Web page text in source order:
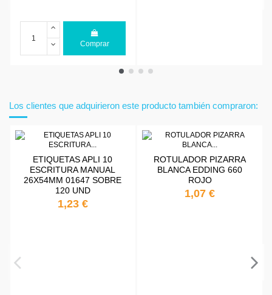
Comprar
Los clientes que adquirieron este producto también compraron:
ETIQUETAS APLI 10
ESCRITURA MANUAL
26X54MM 01647 SOBRE
120 UND
1,23 €
ROTULADOR PIZARRA
BLANCA EDDING 660
ROJO
1,07 €